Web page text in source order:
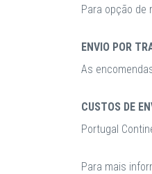
Para opção de
ENVIO POR
As
CUSTOS DE
Portugal
Para mais